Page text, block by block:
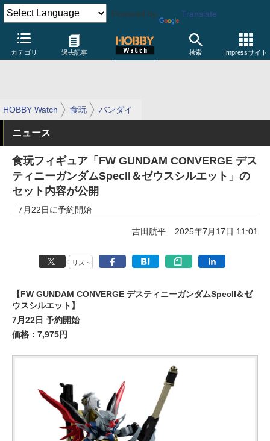
Powered by Translate
カテゴリ 過去記事 検索 Impressサイト
HOBBY Watch 食玩 バンダイ
ニュース
食玩フィギュア「FW GUNDAM CONVERGE デス
ティニーガンダムSpecII＆ゼウスシルエット」の
セット内容が公開
7月22日に予約開始
吉田航平 2025年7月17日 11:01
リスト
【FW GUNDAM CONVERGE デスティニーガンダムSpecII＆ゼ
ウスシルエット】
7月22日 予約開始
価格：7,975円